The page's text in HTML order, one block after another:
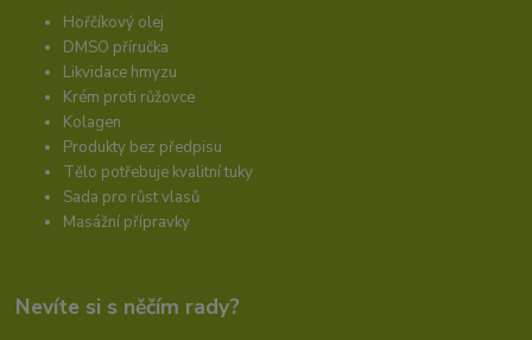
Hořčíkový olej
DMSO příručka
Likvidace hmyzu
Krém proti růžovce
Kolagen
Produkty bez předpisu
Tělo potřebuje kvalitní tuky
Sada pro růst vlasů
Masážní přípravky
Nevíte si s něčím rady?